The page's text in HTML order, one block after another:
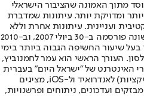
מתוך האמונה שהציבור הישראלי
ומדויקת יותר. עיתונות שמדברת
ועניינית. עיתונות אחרת וללא
תשלום. המהדורה המודפסת הראשונה פורסמה ב-30 ביולי 2007, וב-2010
בעל שיעור החשיפה הגבוה ביותר בימי
העורך הראשי הוא עמר לחמנוביץ,
האינטרנט של "ישראל היום" בעברית
ובאנגלית, כמו כן היישומונים (אפליקציות) לאנדרואיד ול-iOS, מציגים
ועדכונים, ניתוחים ופרשנויות,